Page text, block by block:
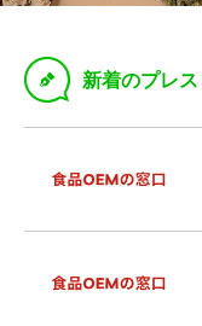
D 新着のプレ